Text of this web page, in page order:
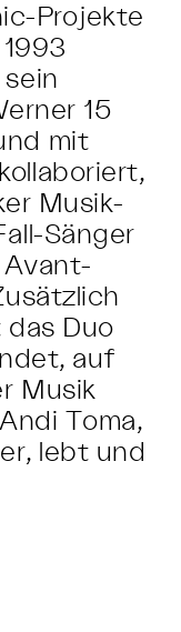
Projekte
15
mit
Musik-
Sänger
Avant-
Duo
auf
Musik
Toma,
lebt und